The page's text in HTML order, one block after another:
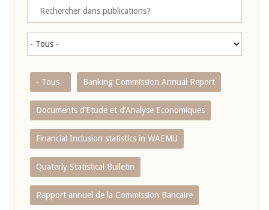
- Tous - Banking Commission Annual Report
Documents d’Etude et d’Analyse Economiques
Financial Inclusion statistics in WAEMU
Quaterly Statistical Bulletin
Rapport annuel de la Commission Bancaire